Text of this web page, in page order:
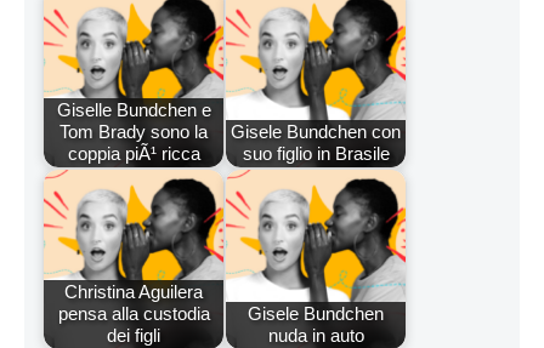
Giselle Bundchen e
Tom Brady sono la
coppia piÃ¹ ricca
Gisele Bundchen con
suo figlio in Brasile
Christina Aguilera
pensa alla custodia
dei figli
Gisele Bundchen
nuda in auto